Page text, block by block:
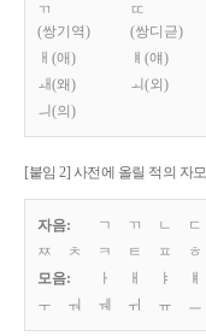
ㄲ
(쌍기역)
ㄸ
(쌍디귿)
ㅐ(애)
ㅒ(얘)
ㅙ(왜)
ㅚ(외)
ㅢ(의)
[붙임 2] 사전에 올릴 적의 자
자음: ㄱ ㄲ ㄴ ㄷ
ㅉ
ㅊ ㅋ ㅌ ㅍ
ㅎ
모음:
ㅏ ㅐ ㅑ ㅒ
ㅜ
ㅝ ㅞ ㅟ ㅠ ㅡ